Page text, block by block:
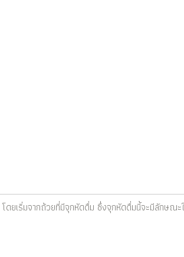
ยเริ่มจากถ้วยที่มีจุกหัดดื่ม ซึ่งจุกหัดดื่มนี้จะมีลักษณะ